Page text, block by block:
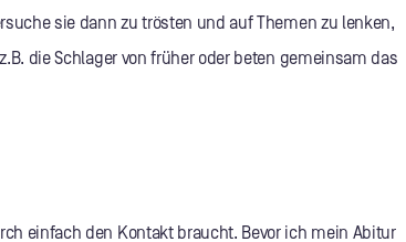
sie dann zu trösten und auf Themen zu lenken,
die Schlager von früher oder beten gemeinsam das
einfach den Kontakt braucht. Bevor ich mein Abitur